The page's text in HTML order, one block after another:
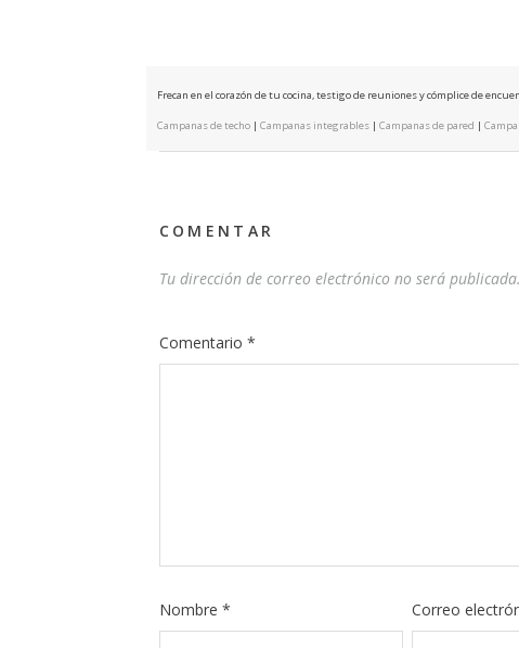
Frecan en el corazón de tu cocina, testigo de reuniones y cómplice de
Campanas de techo| Campanas integrables| Campanas de pared |
COMENTAR
Tu dirección de correo electrónico no será publicada.
Comentario *
Nombre * Correo